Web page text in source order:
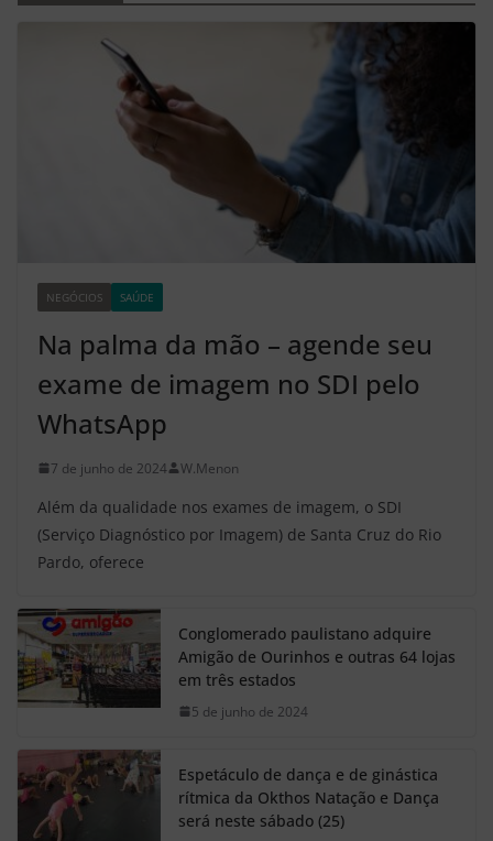
NEGÓCIOS SAÚDE
Na palma da mão – agende seu
exame de imagem no SDI pelo
WhatsApp
7 de junho de 2024 W.Menon
Além da qualidade nos exames de imagem, o SDI
(Serviço Diagnóstico por Imagem) de Santa Cruz do Rio
Pardo, oferece
Conglomerado paulistano adquire
Amigão de Ourinhos e outras 64 lojas
em três estados
5 de junho de 2024
Espetáculo de dança e de ginástica
rítmica da Okthos Natação e Dança
será neste sábado (25)